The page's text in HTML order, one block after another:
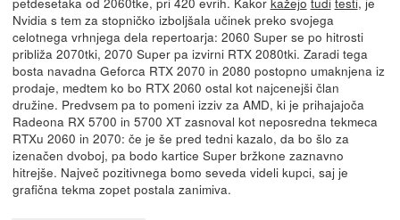
Nvidia s tem za stopničko izboljšala učinek preko svojega
celotnega vrhnjega dela repertoarja: 2060 Super se po hitrosti
približa 2070tki, 2070 Super pa izvirni RTX 2080tki. Zaradi tega
bosta navadna Geforca RTX 2070 in 2080 postopno umaknjena iz
prodaje, medtem ko bo RTX 2060 ostal kot najcenejši član
družine. Predvsem pa to pomeni izziv za AMD, ki je prihajajoča
Radeona RX 5700 in 5700 XT zasnoval kot neposredna tekmeca
RTXu 2060 in 2070: če je še pred tedni kazalo, da bo šlo za
izenačen dvoboj, pa bodo kartice Super bržkone zaznavno
hitrejše. Največ pozitivnega bomo seveda videli kupci, saj je
grafična tekma zopet postala zanimiva.